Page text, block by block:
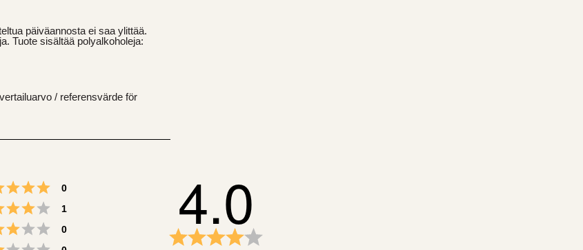
päiväannosta ei saa ylittää.
Tuote sisältää polyalkoholeja:
/ referensvärde för
Arvio 5 5:sta tähdestä
0
Arvio 4 5:sta tähdestä
1
Arvio 3 5:sta tähdestä
0 4.0